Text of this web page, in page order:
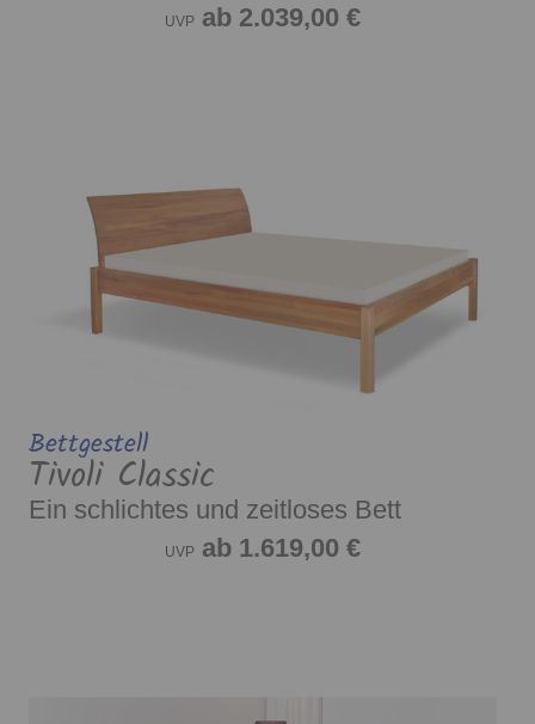
UVP ab 2.039,00 €
Bettgestell
Tivoli Classic
Ein schlichtes und zeitloses Bett
UVP ab 1.619,00 €